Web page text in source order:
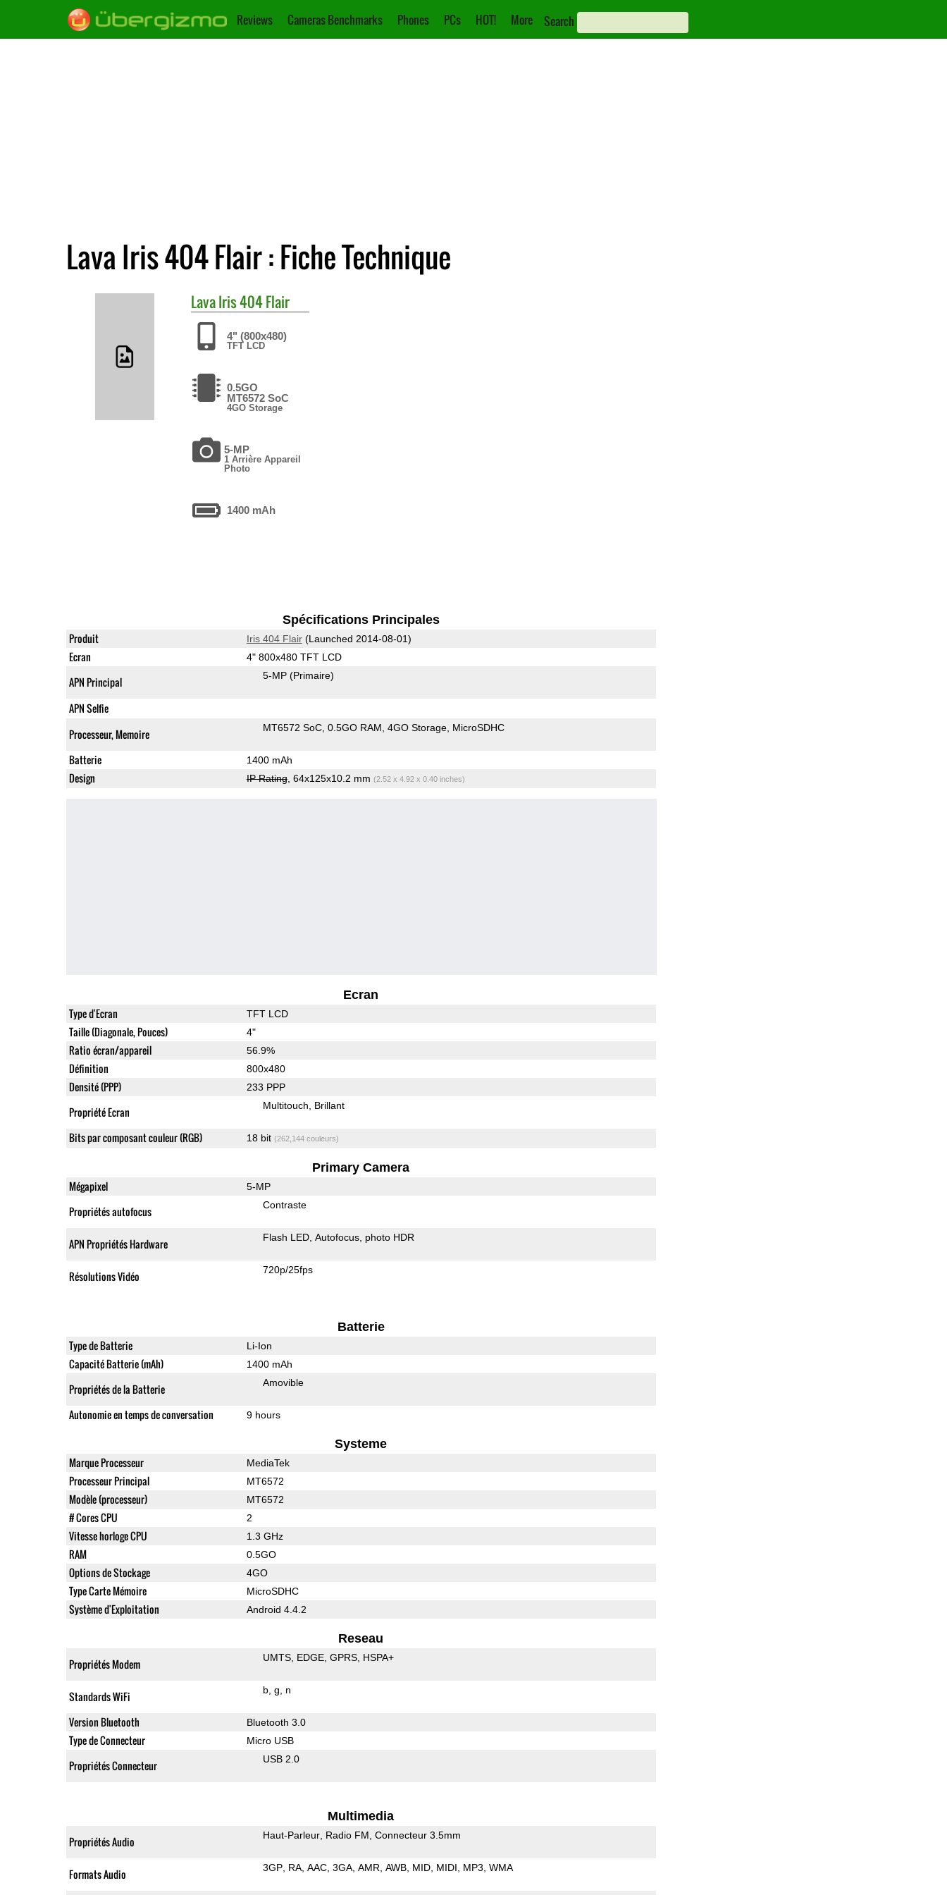
Reviews Cameras Benchmarks Phones PCs HOT! More Search
Lava Iris 404 Flair : Fiche Technique
LavaIris 404 Flair
4" (800x480)
TFT LCD
0.5GO
MT6572 SoC
4GO Storage
5-MP
1 Arrière Appareil
Photo
1400 mAh
Spécifications Principales
Produit Iris 404 Flair(Launched 2014-08-01)
Ecran 4" 800x480 TFT LCD
APN Principal 5-MP (Primaire)
APN Selfie
Processeur, Memoire
MT6572 SoC 0.5GO RAM 4GO Storage MicroSDHC
Batterie 1400 mAh
Design IP Rating, 64x125x10.2 mm (2.52 x 4.92 x 0.40 inches)
Ecran
Type d'Ecran TFT LCD
Taille (Diagonale, Pouces) 4"
Ratio écran/appareil 56.9%
Définition 800x480
Densité (PPP) 233 PPP
Propriété Ecran Multitouch Brillant
Bits par composant couleur (RGB) 18 bit (262,144 couleurs)
Primary Camera
Mégapixel 5-MP
Propriétés autofocus Contraste
APN Propriétés Hardware Flash LED Autofocus photo HDR
Résolutions Vidéo 720p/25fps
Batterie
Type de Batterie Li-Ion
Capacité Batterie (mAh) 1400 mAh
Propriétés de la Batterie Amovible
Autonomie en temps de conversation 9 hours
Systeme
Marque Processeur MediaTek
Processeur Principal MT6572
Modèle (processeur) MT6572
# Cores CPU 2
Vitesse horloge CPU 1.3 GHz
RAM 0.5GO
Options de Stockage 4GO
Type Carte Mémoire MicroSDHC
Système d'Exploitation Android 4.4.2
Reseau
Propriétés Modem UMTS EDGE GPRS HSPA+
Standards WiFi b g n
Version Bluetooth Bluetooth 3.0
Type de Connecteur Micro USB
Propriétés Connecteur USB 2.0
Multimedia
Propriétés Audio Haut-Parleur Radio FM Connecteur 3.5mm
Formats Audio 3GP RA AAC 3GA AMR AWB MID MIDI MP3 WMA